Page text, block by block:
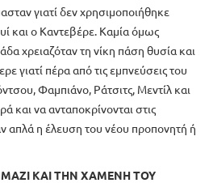
γιατί δεν χρησιμοποιήθηκε
και ο Καντεβέρε. Καμία όμως
χρειαζόταν τη νίκη πάση θυσία και
γιατί πέρα από τις εμπνεύσεις του
Φαμπιάνο, Ράτσιτς, Μεντίλ και
και να ανταποκρίνονται στις
απλά η έλευση του νέου προπονητή ή
ΜΑΖΙ ΚΑΙ ΤΗΝ ΧΑΜΕΝΗ ΤΟΥ